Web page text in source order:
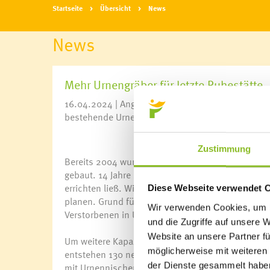
Zustimmung
Diese Webseite verwendet
Wir verwenden Cookies,
und die Zugriffe auf unsere
Website an unsere Partner
möglicherweise mit
der Dienste gesammelt
Startseite Übersicht News
News
Mehr Urnengräber für letzte Ruhestätte
16.04.2024 | Angesichts der steigenden
bestehende Urnen-Anlage beim Friedhof.
Bereits 2004 wurde eine Urnenwand mit 144
gebaut. 14 Jahre später waren alle Urnennischen
errichten ließ. Wie 2018 erhielt auch dieses Mal
planen. Grund für den Ausbau ist die
Verstorbenen in Urnen beigesetzt.
Um weitere Kapazitäten zu schaffen, ist ein
entstehen 130 neue Urnennischen, im